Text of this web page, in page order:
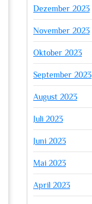
Dezember 2023
November 2023
Oktober 2023
September 2023
August 2023
Juli 2023
Juni 2023
Mai 2023
April 2023